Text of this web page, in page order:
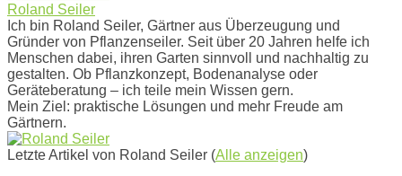
Roland Seiler
Ich bin Roland Seiler, Gärtner aus Überzeugung und
Gründer von Pflanzenseiler. Seit über 20 Jahren helfe ich
Menschen dabei, ihren Garten sinnvoll und nachhaltig zu
gestalten. Ob Pflanzkonzept, Bodenanalyse oder
Geräteberatung – ich teile mein Wissen gern.
Mein Ziel: praktische Lösungen und mehr Freude am
Gärtnern.
Letzte Artikel von Roland Seiler (Alle anzeigen)